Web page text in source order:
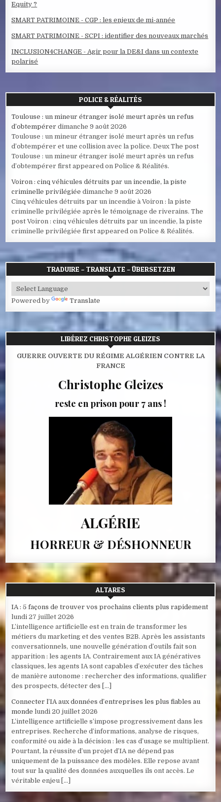
Equity ?
SMART PATRIMOINE - CGP : les enjeux de mi-année
SMART PATRIMOINE - SCPI : identifier des nouveaux marchés
INCLUSION4CHANGE - Agir pour la DE&I dans un contexte
polarisé
POLICE & RÉALITÉS
Toulouse : un mineur étranger isolé meurt après un refus
d’obtempérer dimanche 9 août 2026
Toulouse : un mineur étranger isolé meurt après un refus
d’obtempérer et une collision avec la police. Deux The post
Toulouse : un mineur étranger isolé meurt après un refus
d’obtempérer first appeared on Police & Réalités.
Voiron : cinq véhicules détruits par un incendie, la piste
criminelle privilégiée dimanche 9 août 2026
Cinq véhicules détruits par un incendie à Voiron : la piste
criminelle privilégiée après le témoignage de riverains. The
post Voiron : cinq véhicules détruits par un incendie, la piste
criminelle privilégiée first appeared on Police & Réalités.
TRADUIRE – TRANSLATE – ÜBERSETZEN
Powered by Translate
LIBÉREZ CHRISTOPHE GLEIZES
GUERRE OUVERTE DU RÉGIME ALGÉRIEN CONTRE LA
FRANCE
Christophe Gleizes
reste en prison pour 7 ans !
ALGÉRIE
HORREUR & DÉSHONNEUR
ALTARES
IA : 5 façons de trouver vos prochains clients plus rapidement
lundi 27 juillet 2026
L’intelligence artificielle est en train de transformer les
métiers du marketing et des ventes B2B. Après les assistants
conversationnels, une nouvelle génération d’outils fait son
apparition : les agents IA. Contrairement aux IA génératives
classiques, les agents IA sont capables d’exécuter des tâches
de manière autonome : rechercher des informations, qualifier
des prospects, détecter des […]
Connecter l’IA aux données d’entreprises les plus fiables au
monde lundi 20 juillet 2026
L’intelligence artificielle s’impose progressivement dans les
entreprises. Recherche d’informations, analyse de risques,
conformité ou aide à la décision : les cas d’usage se multiplient.
Pourtant, la réussite d’un projet d’IA ne dépend pas
uniquement de la puissance des modèles. Elle repose avant
tout sur la qualité des données auxquelles ils ont accès. Le
véritable enjeu […]